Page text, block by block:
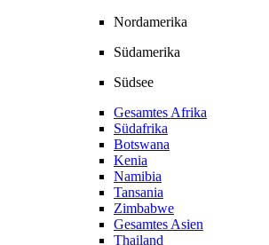
Nordamerika
Südamerika
Südsee
Gesamtes Afrika
Südafrika
Botswana
Kenia
Namibia
Tansania
Zimbabwe
Gesamtes Asien
Thailand